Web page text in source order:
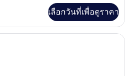
เลือกวันที่เพื่อดูราคา
ร้านอาหาร | 6 ห้องอาหาร, บริการอาห